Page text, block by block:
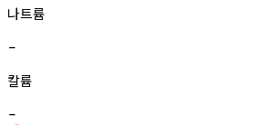
나트륨
-
칼륨
-